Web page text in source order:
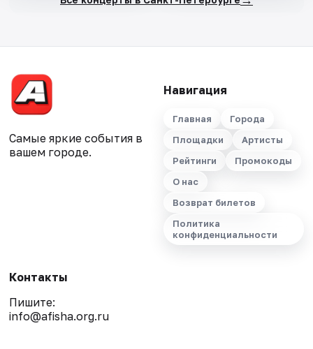
Самые яркие события в
вашем городе.
Навигация
Главная
Города
Площадки
Артисты
Рейтинги
Промокоды
О нас
Возврат билетов
Политика
конфиденциальности
Контакты
Пишите:
info@afisha.org.ru